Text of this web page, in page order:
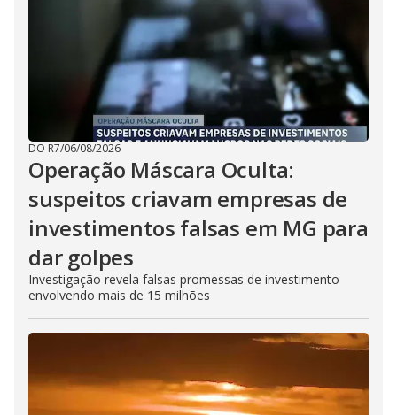
DO R7/06/08/2026
Operação Máscara Oculta:
suspeitos criavam empresas de
investimentos falsas em MG para
dar golpes
Investigação revela falsas promessas de investimento
envolvendo mais de 15 milhões